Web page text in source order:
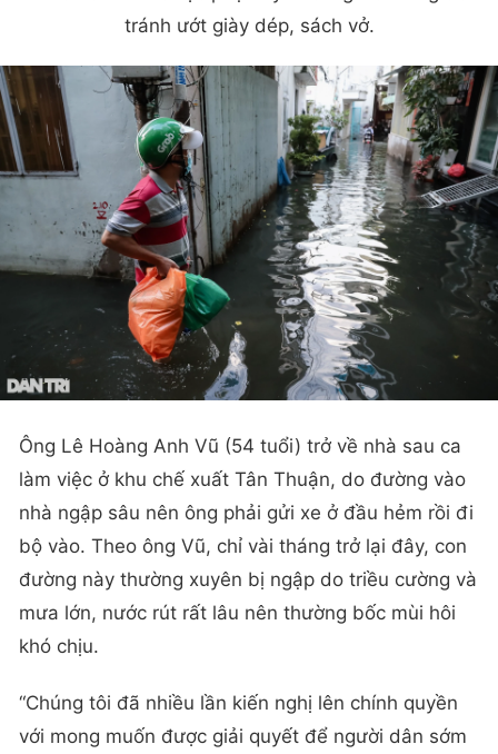
tránh ướt giày dép, sách vở.
Ông Lê Hoàng Anh Vũ (54 tuổi) trở về nhà sau ca
làm việc ở khu chế xuất Tân Thuận, do đường vào
nhà ngập sâu nên ông phải gửi xe ở đầu hẻm rồi đi
bộ vào. Theo ông Vũ, chỉ vài tháng trở lại đây, con
đường này thường xuyên bị ngập do triều cường và
mưa lớn, nước rút rất lâu nên thường bốc mùi hôi
khó chịu.
“Chúng tôi đã nhiều lần kiến nghị lên chính quyền
với mong muốn được giải quyết để người dân sớm